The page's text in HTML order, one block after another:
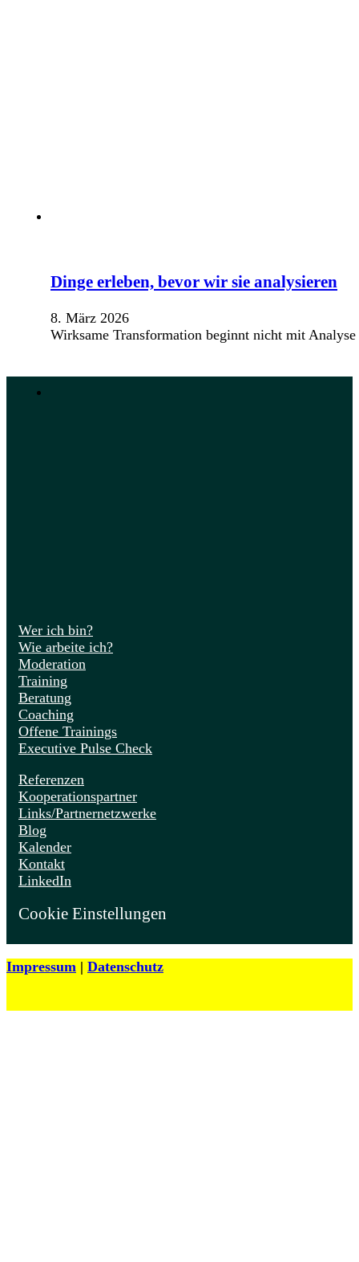
Dinge erleben, bevor wir sie analysieren
8. März 2026
Wirksame Transformation beginnt nicht mit
Wer ich bin?
Wie arbeite ich?
Moderation
Training
Beratung
Coaching
Offene Trainings
Executive Pulse Check
Referenzen
Kooperationspartner
Links/Partnernetzwerke
Blog
Kalender
Kontakt
LinkedIn
Cookie Einstellungen
Impressum | Datenschutz